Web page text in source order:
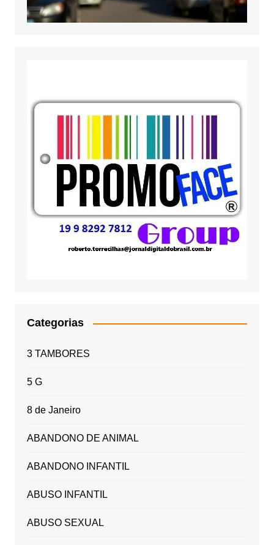
Categorias
3 TAMBORES
5 G
8 de Janeiro
ABANDONO DE ANIMAL
ABANDONO INFANTIL
ABUSO INFANTIL
ABUSO SEXUAL